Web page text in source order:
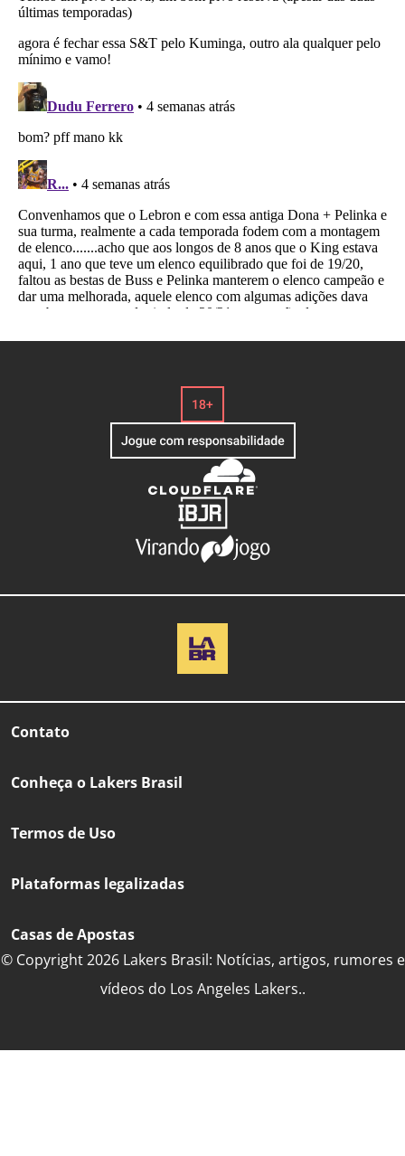
Contato
Conheça o Lakers Brasil
Termos de Uso
Plataformas legalizadas
Casas de Apostas
© Copyright 2026 Lakers Brasil: Notícias, artigos, rumores e
vídeos do Los Angeles Lakers..